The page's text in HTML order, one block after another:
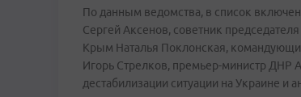
По данным ведомства, в список
Сергей Аксенов, советник
Крым Наталья Поклонская,
Игорь Стрелков, премьер-министр ДНР
дестабилизации ситуации на Украине